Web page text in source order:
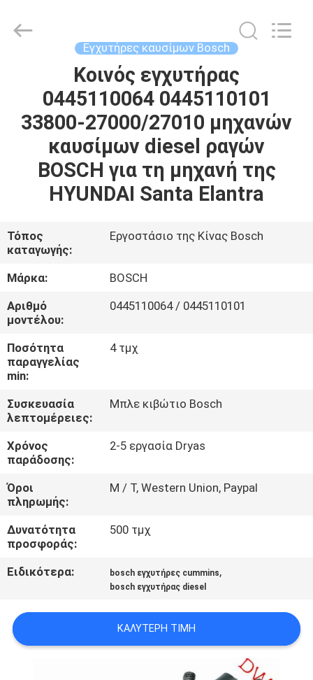
ΠΡΟΪΌΝΤΑ
ΠΕΡΊΠΟΥ
ΕΜΕΊΣ
ΓΎΡΟΣ
ΕΡΓΟΣΤΑΣΊΩΝ
ΠΟΙΟΤΙΚΌΣ
ΈΛΕΓΧΟΣ
ΜΑΣ
ΕΛΆΤΕ
ΣΕ
ΕΠΑΦΉ
ΜΕ
ΖΗΤΉΣΤΕ
ΈΝΑ
ΑΠΌΣΠΑΣΜΑ
PRIVACY
Parts
Co.,LTD.
Εγχυτήρες καυσίμων Bosch
Κοινός εγχυτήρας
0445110064 0445110101
33800-27000/27010 μηχανών
καυσίμων diesel ραγών
BOSCH για τη μηχανή της
HYUNDAI Santa Elantra
Τόπος
καταγωγής:
Εργοστάσιο της Κίνας Bosch
Μάρκα:
BOSCH
Αριθμό
μοντέλου:
0445110064 / 0445110101
Ποσότητα
παραγγελίας
min:
4 τμχ
Συσκευασία
λεπτομέρειες:
Μπλε κιβώτιο Bosch
Χρόνος
παράδοσης:
2-5 εργασία Dryas
Όροι
πληρωμής:
Μ / Τ, Western Union, Paypal
Δυνατότητα
προσφοράς:
500 τμχ
Ειδικότερα: bosch εγχυτήρες cummins,
bosch εγχυτήρας diesel
ΚΑΛΎΤΕΡΗ ΤΙΜΉ